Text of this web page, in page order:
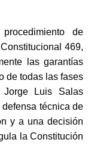
de
469,
las garantías
de todas las fases
Luis Salas
técnica de
y a una decisión
la Constitución